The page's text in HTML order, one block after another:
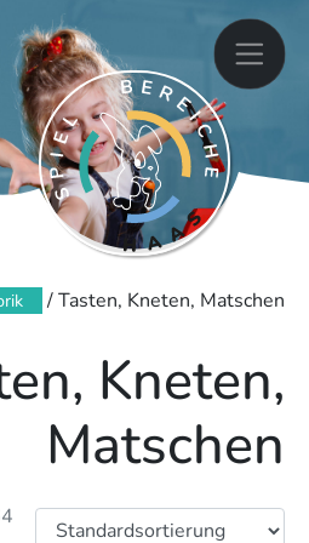
/ Tasten, Kneten, Matschen
Kneten,
Matschen